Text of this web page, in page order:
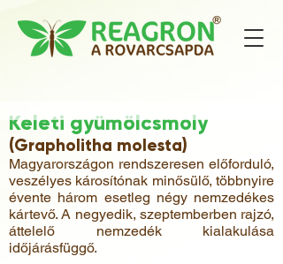
Keleti gyümölcsmoly
(Grapholitha molesta)
Magyarországon rendszeresen előforduló,
veszélyes károsítónak minősülő, többnyire
évente három esetleg négy nemzedékes
kártevő. A negyedik, szeptemberben rajzó,
áttelelő nemzedék kialakulása
időjárásfüggő.